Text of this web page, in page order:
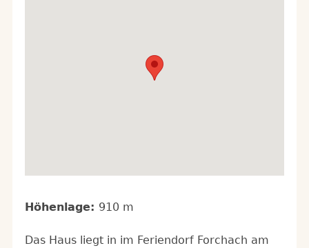
Höhenlage: 910 m
Das Haus liegt in im Feriendorf Forchach am